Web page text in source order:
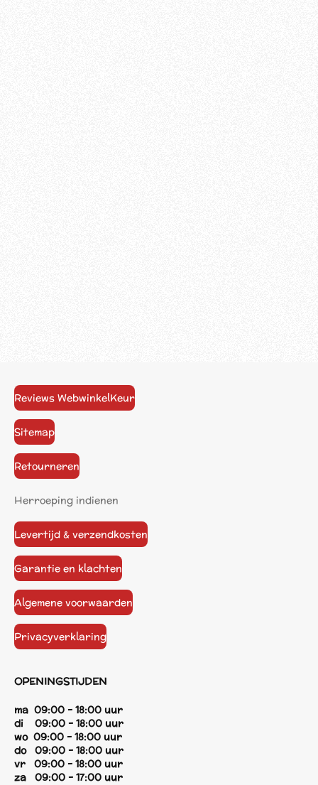
Reviews WebwinkelKeur
Sitemap
Retourneren
Herroeping indienen
Levertijd & verzendkosten
Garantie en klachten
Algemene voorwaarden
Privacyverklaring
OPENINGSTIJDEN
ma 09:00 - 18:00 uur
di 09:00 - 18:00 uur
wo 09:00 - 18:00 uur
do 09:00 - 18:00 uur
vr 09:00 - 18:00 uur
za 09:00 - 17:00 uur